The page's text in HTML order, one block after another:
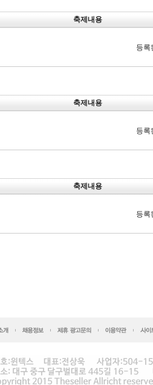
축제내용
등록
축제내용
등록
축제내용
등록